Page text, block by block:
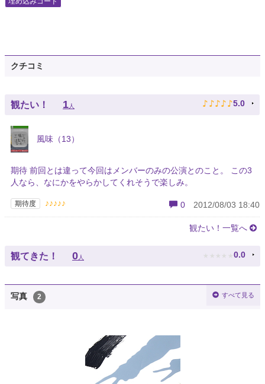
クチコミ
観たい！ 1人 ♪ ♪ ♪ ♪ ♪ 5.0
風味（13）
期待 前回とは違って今回はメンバーのみの公演とのこと。 この3
人なら、なにかをやらかしてくれそうで楽しみ。
期待度 ♪♪♪♪♪ 0 2012/08/03 18:40
観たい！一覧へ
観てきた！ 0 人 ★ ★ ★ ★ ★ 0.0
写真 2 すべて見る